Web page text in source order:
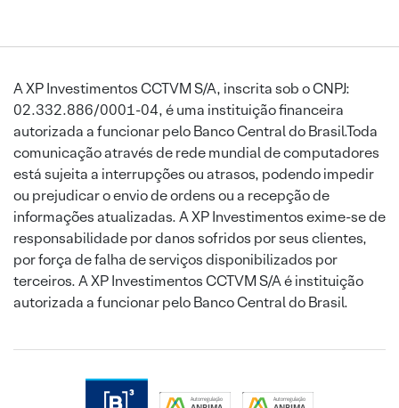
A XP Investimentos CCTVM S/A, inscrita sob o CNPJ:
02.332.886/0001-04, é uma instituição financeira
autorizada a funcionar pelo Banco Central do Brasil.Toda
comunicação através de rede mundial de computadores
está sujeita a interrupções ou atrasos, podendo impedir
ou prejudicar o envio de ordens ou a recepção de
informações atualizadas. A XP Investimentos exime-se de
responsabilidade por danos sofridos por seus clientes,
por força de falha de serviços disponibilizados por
terceiros. A XP Investimentos CCTVM S/A é instituição
autorizada a funcionar pelo Banco Central do Brasil.